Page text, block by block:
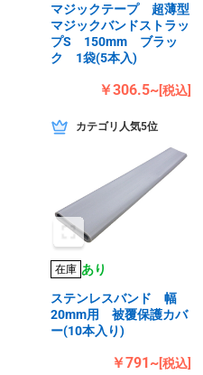
マジックテープ 超薄型
マジックバンドストラッ
プS 150mm ブラッ
ク 1袋(5本入)
￥306.5~[税込]
カテゴリ人気5位
在庫 あり
ステンレスバンド 幅
20mm用 被覆保護カバ
ー(10本入り)
￥791~[税込]